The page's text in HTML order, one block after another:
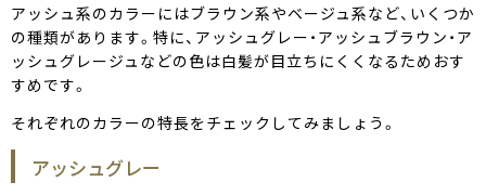
アッシュ系のカラーにはブラウン系やベージュ系など、いくつか
の種類があります。特に、アッシュグレー・アッシュブラウン・ア
ッシュグレージュなどの色は白髪が目立ちにくくなるためおす
すめです。
それぞれのカラーの特長をチェックしてみましょう。
アッシュグレー